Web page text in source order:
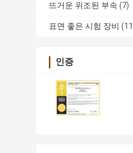
뜨거운 위조된 부속 (7)
표면 좋은 시험 장비
인증